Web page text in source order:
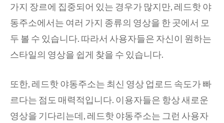
가지 장르에 집중되어 있는 경우가 많지만, 레드핫 야
동주소에서는 여러 가지 종류의 영상을 한 곳에서 모
두 볼 수 있습니다. 따라서 사용자들은 자신이 원하는
스타일의 영상을 쉽게 찾을 수 있습니다.
또한, 레드핫 야동주소는 최신 영상 업로드 속도가 빠
르다는 점도 매력적입니다. 이용자들은 항상 새로운
영상을 기다리는데, 레드핫 야동주소는 그런 사용자